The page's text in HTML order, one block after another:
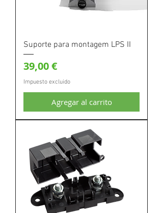
Suporte para montagem LPS II
Precio
39,00 €
Impuesto excluido
Agregar al carrito